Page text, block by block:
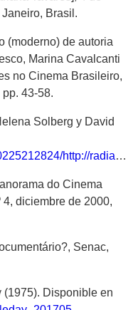
Brasil.
(moderno) de autoria
Marina Cavalcanti
no Cinema Brasileiro,
43-58.
Solberg y David
radiantefilmes.com/contato/
do Cinema
4, diciembre de 2000,
Senac,
Disponible en